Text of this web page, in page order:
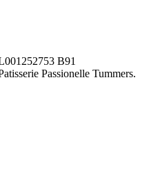
B91
Passionelle Tummers.